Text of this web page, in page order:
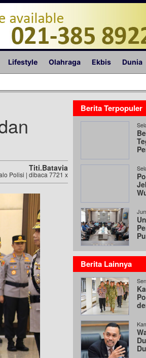
Lifestyle Olahraga Ekbis Dunia
Titi.batavia
Polisi | dibaca 7721 x
Berita Terpopuler
Berita Lainnya